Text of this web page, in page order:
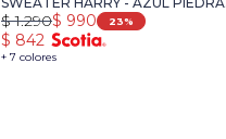
MELANGE
+ 7 colores
$ 990
$ 1.290 23
$ 842